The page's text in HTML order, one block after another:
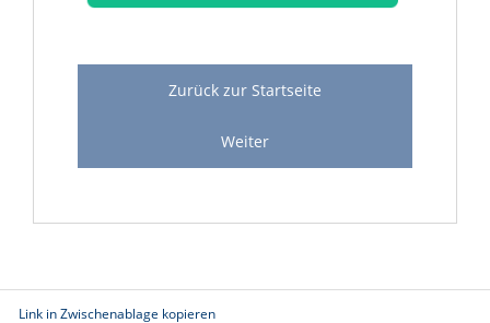
Zurück zur Startseite
Weiter
Link in Zwischenablage kopieren